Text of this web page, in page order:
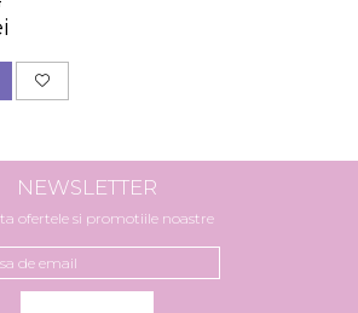
NEWSLETTER
ofertele si promotiile noastre